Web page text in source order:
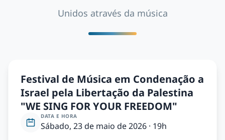
Unidos através da música
Festival de Música em Condenação a
Israel pela Libertação da Palestina
"WE SING FOR YOUR FREEDOM"
DATA E HORA
Sábado, 23 de maio de 2026 · 19h